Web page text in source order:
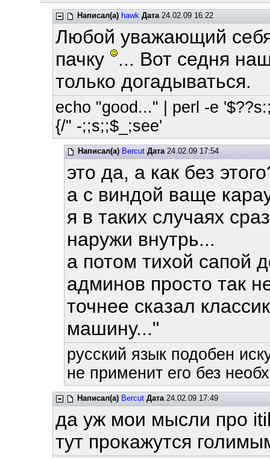
Написал(а) hawk Дата24.02.09 16:22
Любой уважающий
пачку
... Вот седня
только догадываться.
echo "good..." | perl -e
{/" -;;s;;$_;see'
Написал(а) Bercut Дата24.02.09 17:54
это да, а как без
а с виндой ваще
я в таких случаях
наружи внутрь...
а потом тихой сапой
админов просто так
точнее сказал
машину..."
русский язык подобен
не применит его без
Написал(а) Bercut Дата24.02.09 17:49
да уж мои мысли про
тут прокажутся